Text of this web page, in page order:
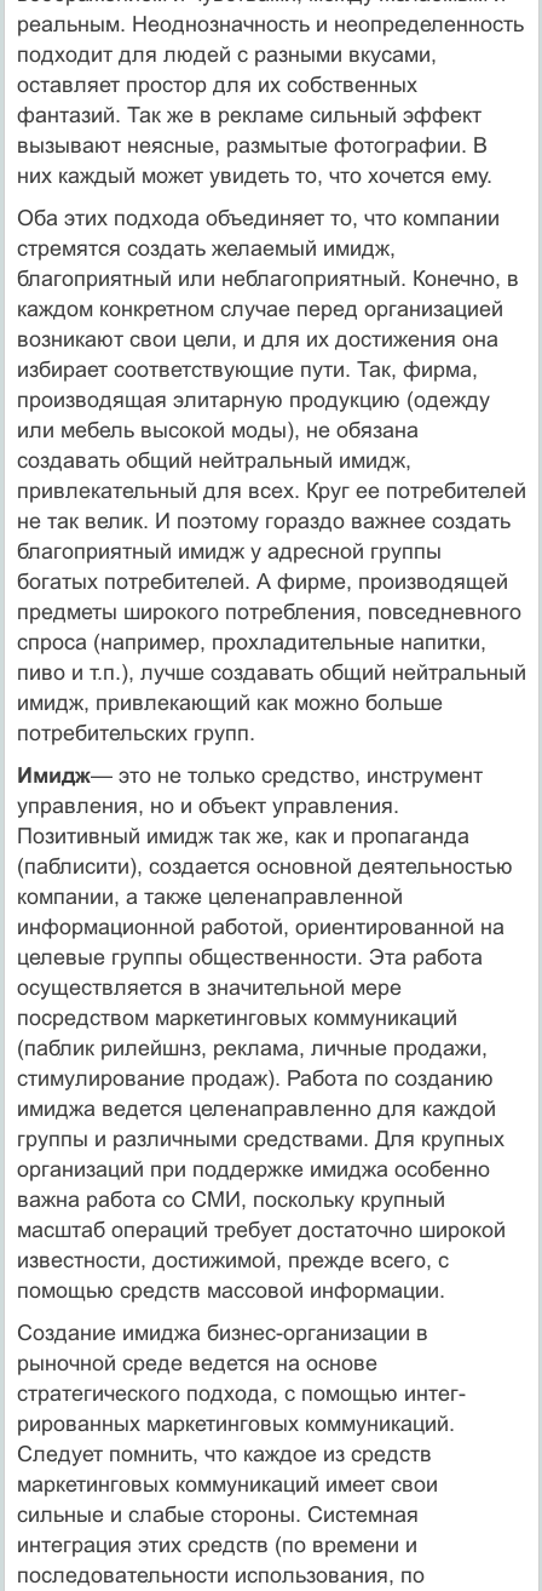
реальным. Неоднозначность и не­определенность
подходит для людей с разными вкусами,
оставляет простор для их собственных
фантазий. Так же в рекламе силь­ный эффект
вызывают неясные, размытые фотографии. В
них каждый может увидеть то, что хочется ему.
Оба этих подхода объединяет то, что компании
стремятся соз­дать желаемый имидж,
благоприятный или неблагоприятный. Конечно, в
каждом конкретном случае перед организацией
воз­никают свои цели, и для их достижения она
избирает соответст­вующие пути. Так, фирма,
производящая элитарную продукцию (одежду
или мебель высокой моды), не обязана
создавать общий нейтральный имидж,
привлекательный для всех. Круг ее потреби­телей
не так велик. И поэтому гораздо важнее создать
благопри­ятный имидж у адресной группы
богатых потребителей. А фирме, производящей
предметы широкого потребления, повседневного
спроса (например, прохладительные напитки,
пиво и т.п.), лучше создавать общий нейтральный
имидж, привлекающий как можно больше
потребительских групп.
Имидж— это не только средство, инструмент
управления, но и объект управления.
Позитивный имидж так же, как и про­паганда
(паблисити), создается основной деятельностью
компа­нии, а также целенаправленной
информационной работой, ори­ентированной на
целевые группы общественности. Эта работа
осуществляется в значительной мере
посредством маркетинго­вых коммуникаций
(паблик рилейшнз, реклама, личные прода­жи,
стимулирование продаж). Работа по созданию
имиджа ве­дется целенаправленно для каждой
группы и различными сред­ствами. Для крупных
организаций при поддержке имиджа осо­бенно
важна работа со СМИ, поскольку крупный
масштаб опе­раций требует достаточно широкой
известности, достижимой, прежде всего, с
помощью средств массовой информации.
Создание имиджа бизнес-организации в
рыночной среде ведется на основе
стратегического подхода, с помощью интег­
рированных маркетинговых коммуникаций.
Следует помнить, что каждое из средств
маркетинговых коммуникаций имеет свои
сильные и слабые стороны. Системная
интеграция этих средств (по времени и
последовательности использования, по